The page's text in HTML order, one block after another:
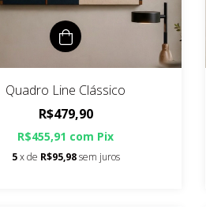
Quadro Line Clássico
R$479,90
R$455,91 com Pix
5x de R$95,98sem juros